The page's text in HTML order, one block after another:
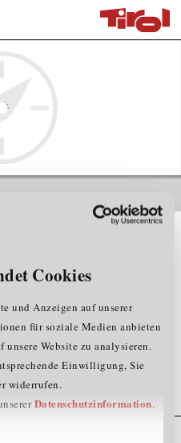
Cookies
und Anzeigen auf unserer
für soziale Medien anbieten
Website zu analysieren.
Einwilligung, Sie
widerrufen.
Datenschutzinformation.